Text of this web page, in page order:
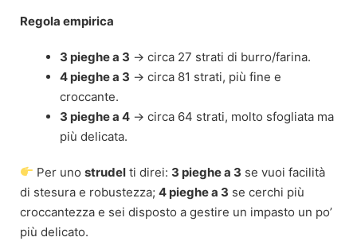
Regola empirica
3 pieghe a 3 → circa 27 strati di burro/farina.
4 pieghe a 3 → circa 81 strati, più fine e
croccante.
3 pieghe a 4 → circa 64 strati, molto sfogliata ma
più delicata.
Per unostrudel ti direi: 3 pieghe a 3 se vuoi facilità
di stesura e robustezza; 4 pieghe a 3 se cerchi più
croccantezza e sei disposto a gestire un impasto un po’
più delicato.